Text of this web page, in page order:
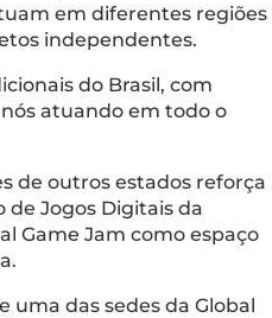
em diferentes regiões
independentes.
do Brasil, com
atuando em todo o
de outros estados reforça
de Jogos Digitais da
Game Jam como espaço
uma das sedes da Global